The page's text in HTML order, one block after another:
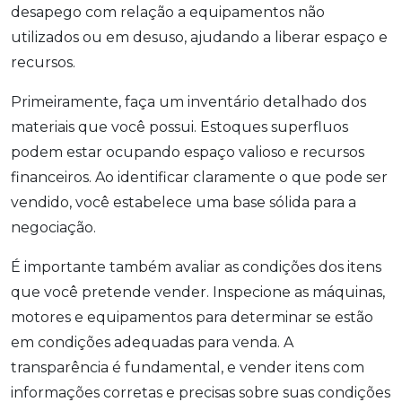
desapego com relação a equipamentos não
utilizados ou em desuso, ajudando a liberar espaço e
recursos.
Primeiramente, faça um inventário detalhado dos
materiais que você possui. Estoques superfluos
podem estar ocupando espaço valioso e recursos
financeiros. Ao identificar claramente o que pode ser
vendido, você estabelece uma base sólida para a
negociação.
É importante também avaliar as condições dos itens
que você pretende vender. Inspecione as máquinas,
motores e equipamentos para determinar se estão
em condições adequadas para venda. A
transparência é fundamental, e vender itens com
informações corretas e precisas sobre suas condições